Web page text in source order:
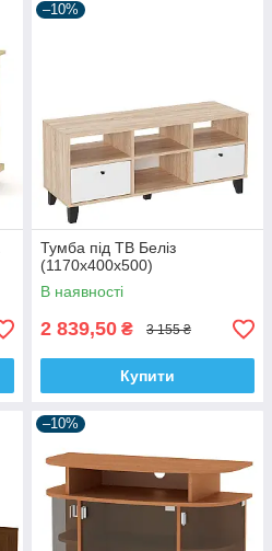
–10%
Тумба під ТВ Беліз
(1170х400х500)
В наявності
2 839,50 ₴ 3 155 ₴
Купити
–10%